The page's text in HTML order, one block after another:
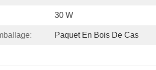
30 W
Paquet En Bois De Cas